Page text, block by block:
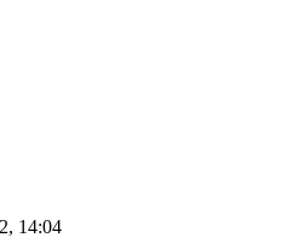
14:04